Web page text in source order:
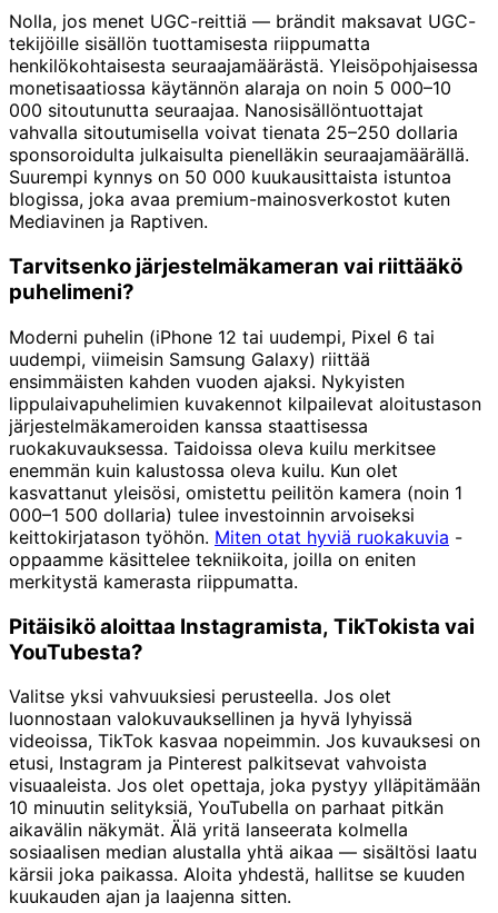
Nolla, jos menet UGC-reittiä — brändit maksavat UGC-
tekijöille sisällön tuottamisesta riippumatta
henkilökohtaisesta seuraajamäärästä. Yleisöpohjaisessa
monetisaatiossa käytännön alaraja on noin 5 000–10
000 sitoutunutta seuraajaa. Nanosisällöntuottajat
vahvalla sitoutumisella voivat tienata 25–250 dollaria
sponsoroidulta julkaisulta pienelläkin seuraajamäärällä.
Suurempi kynnys on 50 000 kuukausittaista istuntoa
blogissa, joka avaa premium-mainosverkostot kuten
Mediavinen ja Raptiven.
Tarvitsenko järjestelmäkameran vai riittääkö
puhelimeni?
Moderni puhelin (iPhone 12 tai uudempi, Pixel 6 tai
uudempi, viimeisin Samsung Galaxy) riittää
ensimmäisten kahden vuoden ajaksi. Nykyisten
lippulaivapuhelimien kuvakennot kilpailevat aloitustason
järjestelmäkameroiden kanssa staattisessa
ruokakuvauksessa. Taidoissa oleva kuilu merkitsee
enemmän kuin kalustossa oleva kuilu. Kun olet
kasvattanut yleisösi, omistettu peilitön kamera (noin 1
000–1 500 dollaria) tulee investoinnin arvoiseksi
keittokirjatason työhön. Miten otat hyviä ruokakuvia -
oppaamme käsittelee tekniikoita, joilla on eniten
merkitystä kamerasta riippumatta.
Pitäisikö aloittaa Instagramista, TikTokista vai
YouTubesta?
Valitse yksi vahvuuksiesi perusteella. Jos olet
luonnostaan valokuvauksellinen ja hyvä lyhyissä
videoissa, TikTok kasvaa nopeimmin. Jos kuvauksesi on
etusi, Instagram ja Pinterest palkitsevat vahvoista
visuaaleista. Jos olet opettaja, joka pystyy ylläpitämään
10 minuutin selityksiä, YouTubella on parhaat pitkän
aikavälin näkymät. Älä yritä lanseerata kolmella
sosiaalisen median alustalla yhtä aikaa — sisältösi laatu
kärsii joka paikassa. Aloita yhdestä, hallitse se kuuden
kuukauden ajan ja laajenna sitten.